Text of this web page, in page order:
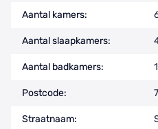
Aantal kamers:
Aantal slaapkamers:
Aantal badkamers: 1
Postcode:
Straatnaam: